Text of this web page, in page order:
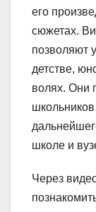
его
сюжетах.
позволяют
детстве,
волях. Они
школе и
Через